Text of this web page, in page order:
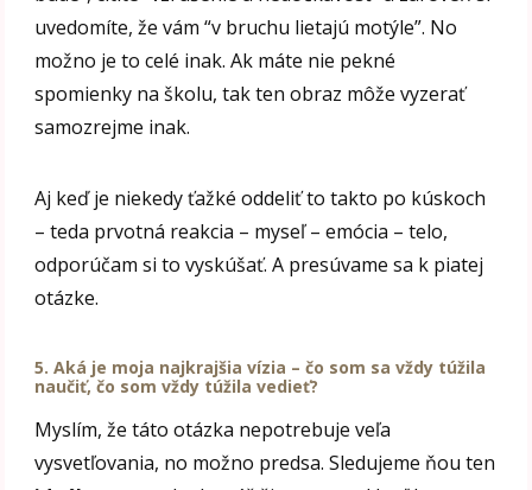
uvedomíte, že vám “v bruchu lietajú motýle”. No
možno je to celé inak. Ak máte nie pekné
spomienky na školu, tak ten obraz môže vyzerať
samozrejme inak.
Aj keď je niekedy ťažké oddeliť to takto po kúskoch
– teda prvotná reakcia – myseľ – emócia – telo,
odporúčam si to vyskúšať. A presúvame sa k piatej
otázke.
5. Aká je moja najkrajšia vízia – čo som sa vždy túžila
naučiť, čo som vždy túžila vedieť?
Myslím, že táto otázka nepotrebuje veľa
vysvetľovania, no možno predsa. Sledujeme ňou ten